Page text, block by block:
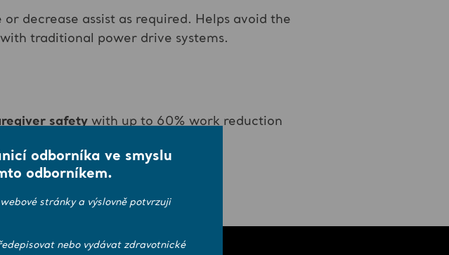
or decrease assist as required. Helps avoid the
traditional power drive systems.
safety with up to 60% work reduction
slopes.
workflow.
below
odborníka ve smyslu
odborníkem.
stránky a výslovně potvrzuji
nebo vydávat zdravotnické